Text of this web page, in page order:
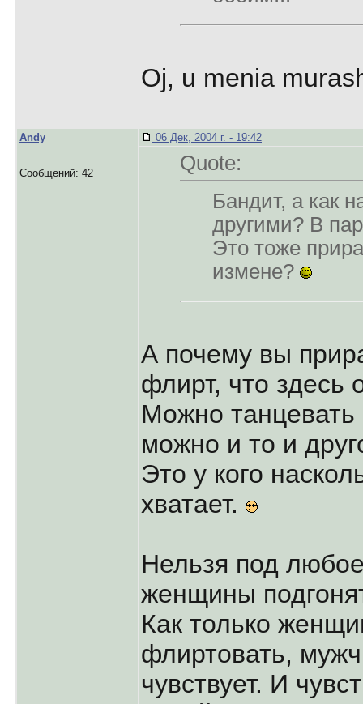
Oj, u menia
Andy
Сообщений: 42
06 Дек, 2004 г. - 19:42
Quote:
Бандит, а как
другими? В
Это тоже
измене?
А почему вы
флирт, что здесь
Можно
можно и то и
Это у кого
хватает.
Нельзя под
женщины
Как только
флиртовать,
чувствует. И